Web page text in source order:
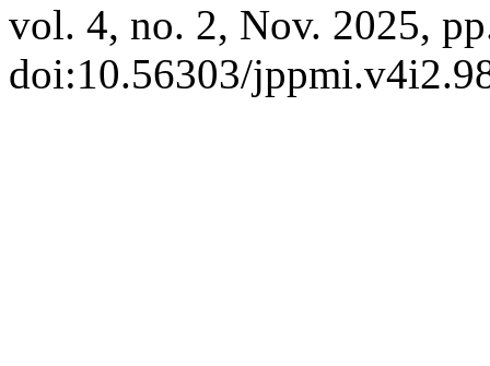
vol. 4, no. 2, Nov. 2025,
doi:10.56303/